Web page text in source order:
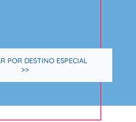
POR DESTINO ESPECIAL
>>